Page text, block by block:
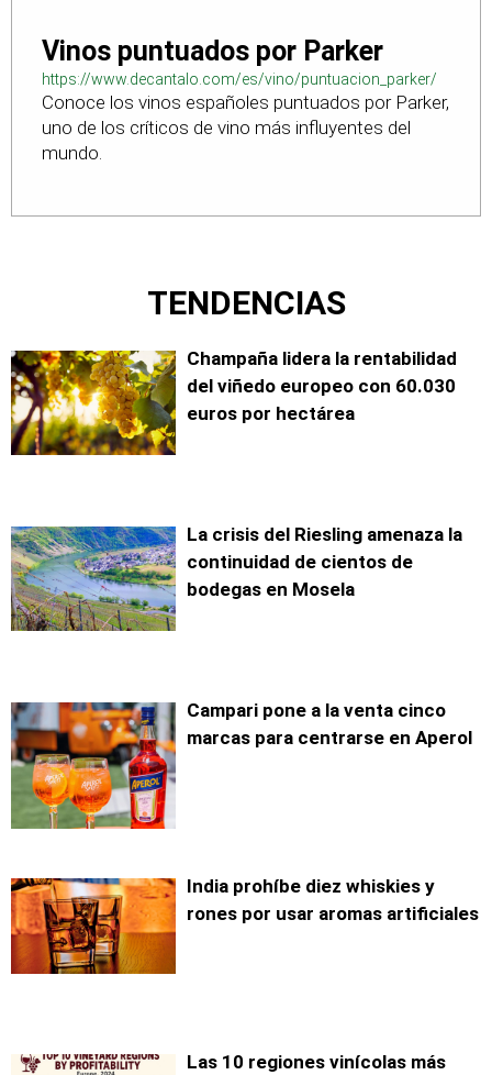
Vinos puntuados por Parker
https://www.decantalo.com/es/vino/puntuacion_parker/
Conoce los vinos españoles puntuados por Parker,
uno de los críticos de vino más influyentes del
mundo.
TENDENCIAS
Champaña lidera la rentabilidad
del viñedo europeo con 60.030
euros por hectárea
La crisis del Riesling amenaza la
continuidad de cientos de
bodegas en Mosela
Campari pone a la venta cinco
marcas para centrarse en Aperol
India prohíbe diez whiskies y
rones por usar aromas artificiales
Las 10 regiones vinícolas más